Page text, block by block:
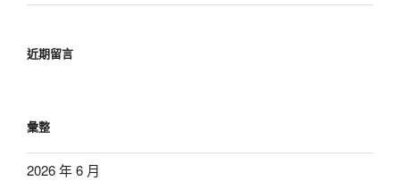
近期留言
彙整
2026 年 6 月